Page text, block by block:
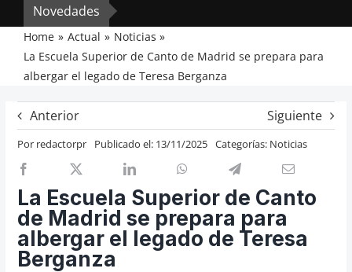
Inicio
Actual
Artículos
Previos de ópera
Entrevistas
Recomendación
Cosas de Beckmesser
Nosotros y privacidad
Buscar:
Novedades
Home Actual
Noticias
La Escuela Superior de Canto de Madrid se prepara para
albergar el legado de Teresa Berganza
Anterior Siguiente
Por redactorpr Publicado el: 13/11/2025 Categorías: Noticias
La Escuela Superior de Canto
de Madrid se prepara para
albergar el legado de Teresa
Berganza